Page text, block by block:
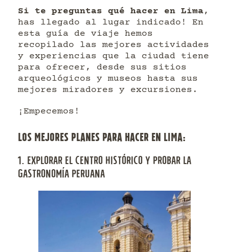
Si te preguntas qué hacer en Lima,
has llegado al lugar indicado! En
esta guía de viaje hemos
recopilado las mejores actividades
y experiencias que la ciudad tiene
para ofrecer, desde sus sitios
arqueológicos y museos hasta sus
mejores miradores y excursiones.
¡Empecemos!
LOS MEJORES PLANES PARA HACER EN LIMA:
1. EXPLORAR EL CENTRO HISTÓRICO Y PROBAR LA
GASTRONOMÍA PERUANA